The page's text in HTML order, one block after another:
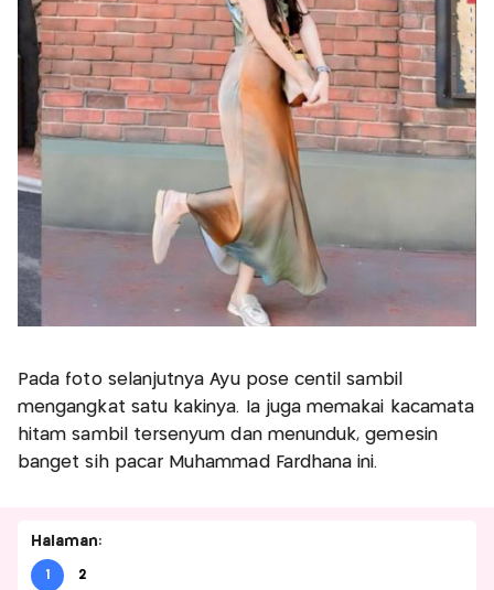
Pada foto selanjutnya Ayu pose centil sambil
mengangkat satu kakinya. Ia juga memakai kacamata
hitam sambil tersenyum dan menunduk, gemesin
banget sih pacar Muhammad Fardhana ini.
Halaman:
1 2